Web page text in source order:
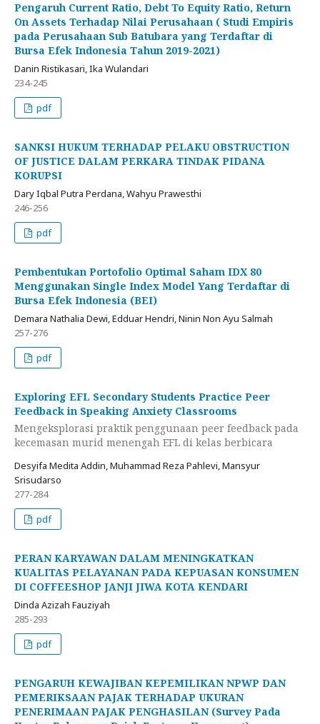
Pengaruh Current Ratio, Debt To Equity Ratio, Return
On Assets Terhadap Nilai Perusahaan ( Studi Empiris
pada Perusahaan Sub Batubara yang Terdaftar di
Bursa Efek Indonesia Tahun 2019-2021)
Danin Ristikasari, Ika Wulandari
234-245
pdf
SANKSI HUKUM TERHADAP PELAKU OBSTRUCTION
OF JUSTICE DALAM PERKARA TINDAK PIDANA
KORUPSI
Dary Iqbal Putra Perdana, Wahyu Prawesthi
246-256
pdf
Pembentukan Portofolio Optimal Saham IDX 80
Menggunakan Single Index Model Yang Terdaftar di
Bursa Efek Indonesia (BEI)
Demara Nathalia Dewi, Edduar Hendri, Ninin Non Ayu Salmah
257-276
pdf
Exploring EFL Secondary Students Practice Peer
Feedback in Speaking Anxiety Classrooms
Mengeksplorasi praktik penggunaan peer feedback pada
kecemasan murid menengah EFL di kelas berbicara
Desyifa Medita Addin, Muhammad Reza Pahlevi, Mansyur
Srisudarso
277-284
pdf
PERAN KARYAWAN DALAM MENINGKATKAN
KUALITAS PELAYANAN PADA KEPUASAN KONSUMEN
DI COFFEESHOP JANJI JIWA KOTA KENDARI
Dinda Azizah Fauziyah
285-293
pdf
PENGARUH KEWAJIBAN KEPEMILIKAN NPWP DAN
PEMERIKSAAN PAJAK TERHADAP UKURAN
PENERIMAAN PAJAK PENGHASILAN (Survey Pada